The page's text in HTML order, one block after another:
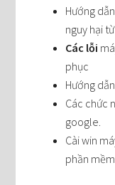
Hướng
nguy hại
Các lỗi
phục
Hướng
Các chức
google.
Cài win
phần mềm